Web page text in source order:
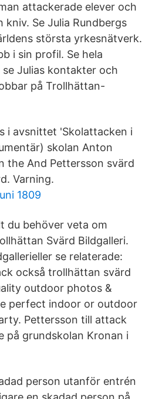
attackerade elever och
kniv. Se Julia Rundbergs
största yrkesnätverk.
i sin profil. Se hela
Julias kontakter och
på Trollhättan-
i avsnittet 'Skolattacken i
skolan Anton
the And Pettersson svärd
Varning.
1809
du behöver veta om
Svärd Bildgalleri.
se relaterade:
också trollhättan svärd
outdoor photos &
perfect indoor or outdoor
Pettersson till attack
på grundskolan Kronan i
person utanför entrén